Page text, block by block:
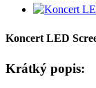
Koncert LED
Krátký popis: